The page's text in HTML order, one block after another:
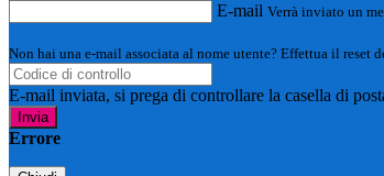
E-mail Verrà inviato un
Non hai una e-mail associata al nome utente? Effettua il reset
E-mail inviata, si prega di controllare la casella di
Errore